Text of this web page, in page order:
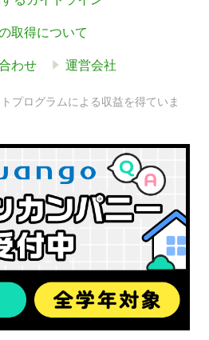
取得について
わせ 運営会社
プログラムによる収益を得ていま